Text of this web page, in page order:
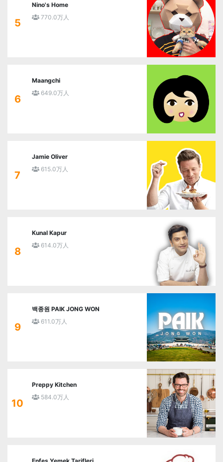
5
Nino's Home
770.0万人
6
Maangchi
649.0万人
7
Jamie Oliver
615.0万人
8
Kunal Kapur
614.0万人
9
백종원 PAIK JONG WON
611.0万人
10
Preppy Kitchen
584.0万人